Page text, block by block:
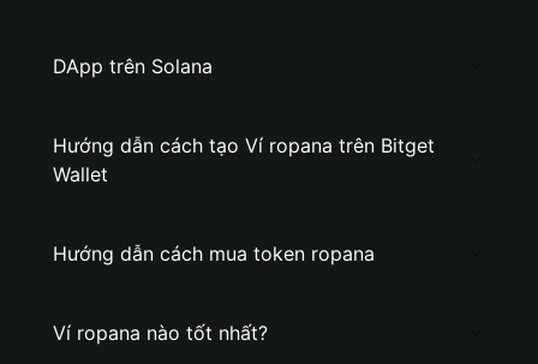
DApp trên Solana
Hướng dẫn cách tạo Ví ropana trên Bitget
Wallet
Hướng dẫn cách mua token ropana
Ví ropana nào tốt nhất?